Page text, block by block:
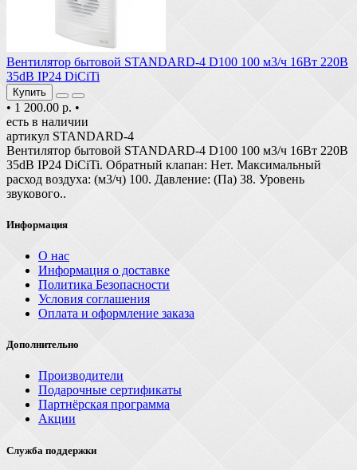
Вентилятор бытовой STANDARD-4 D100 100 м3/ч 16Вт 220В
35dB IP24 DiCiTi
Купить
• 1 200.00 р. •
есть в наличии
артикул STANDARD-4
Вентилятор бытовой STANDARD-4 D100 100 м3/ч 16Вт 220В
35dB IP24 DiCiTi. Обратный клапан: Нет. Максимальный
расход воздуха: (м3/ч) 100. Давление: (Па) 38. Уровень
звукового..
Информация
О нас
Информация о доставке
Политика Безопасности
Условия соглашения
Оплата и оформление заказа
Дополнительно
Производители
Подарочные сертификаты
Партнёрская программа
Акции
Служба поддержки